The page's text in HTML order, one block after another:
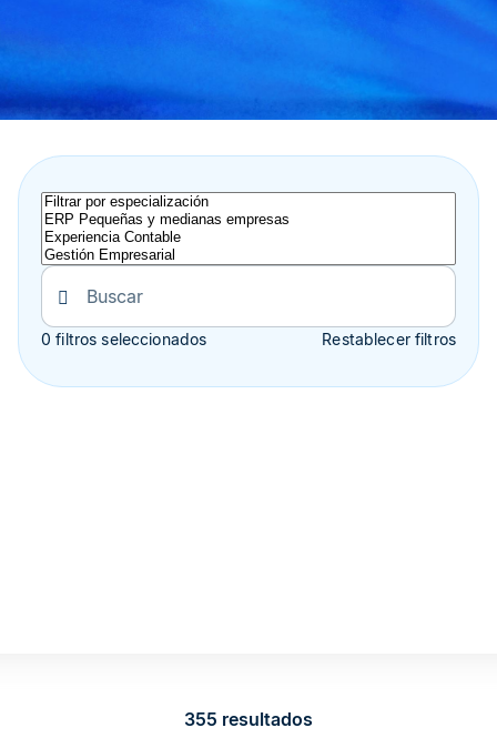
0 filtros seleccionados Restablecer filtros
355 resultados